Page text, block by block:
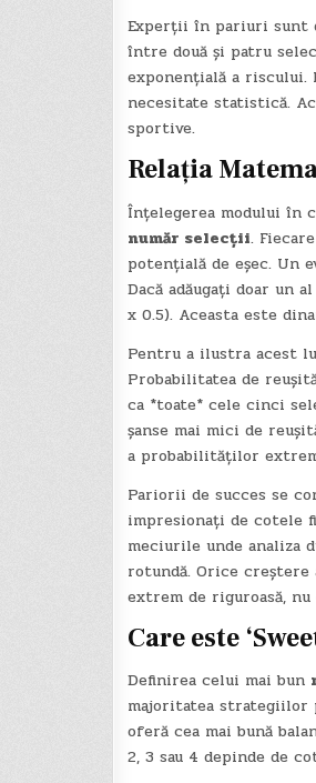
Experții în pariuri sunt
între două și patru
exponențială a
necesitate statistică.
sportive.
Relația
Înțelegerea modului în
număr selecții.
potențială de eșec. Un
Dacă adăugați doar un
x 0.5). Aceasta este
Pentru a ilustra acest
Probabilitatea de
ca *toate* cele cinci
șanse mai mici de
a probabilităților
Pariorii de succes se
impresionați de cotele
meciurile unde analiza
rotundă. Orice creștere
extrem de riguroasă,
Care este
Definirea celui mai bun
majoritatea strategiilor
oferă cea mai bună
2, 3 sau 4 depinde de